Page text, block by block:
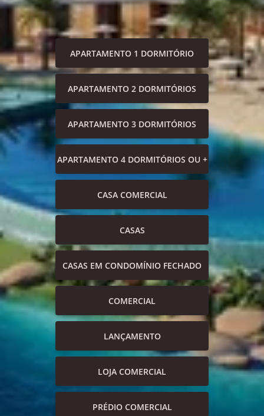
APARTAMENTO 1 DORMITÓRIO
APARTAMENTO 2 DORMITÓRIOS
APARTAMENTO 3 DORMITÓRIOS
APARTAMENTO 4 DORMITÓRIOS OU +
CASA COMERCIAL
CASAS
CASAS EM CONDOMÍNIO FECHADO
COMERCIAL
LANÇAMENTO
LOJA COMERCIAL
PRÉDIO COMERCIAL